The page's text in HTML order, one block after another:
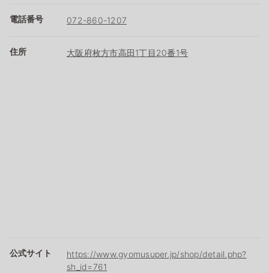
電話番号 072-860-1207
住所 大阪府枚方市高田1丁目20番1号
公式サイト
https://www.gyomusuper.jp/shop/detail.php?
sh_id=761